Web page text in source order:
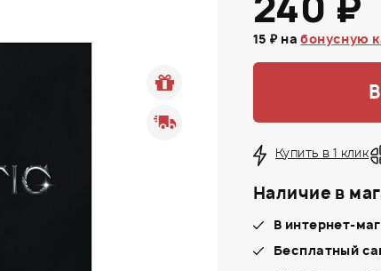
15 ₽ набонусную
Купить в 1 клик
Наличие в
В интернет-
Бесплатный